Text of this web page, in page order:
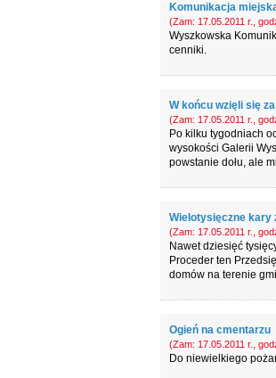
Komunikacja
(Zam: 17.05.2011 r.,
Wyszkowska
cenniki.
W końcu wzięli się
(Zam: 17.05.2011 r.,
Po kilku tygodniach
wysokości Galerii
powstanie dołu, ale
Wielotysięczne kary
(Zam: 17.05.2011 r.,
Nawet dziesięć
Proceder ten
domów na terenie
Ogień na cmentarzu
(Zam: 17.05.2011 r.,
Do niewielkiego